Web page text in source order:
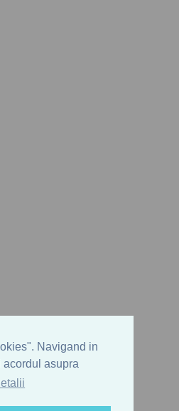
Navigand in
asupra